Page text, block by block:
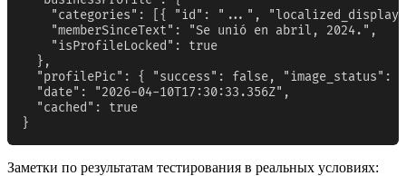
"categories": [{ "id": "...",
    "memberSinceText": "Se unió en abril, 2024.",
    "isProfileLocked": true
  },
"profilePic": { "success": false, "image_status":
  "date": "2026-04-10T17:30:33.356Z",
  "cached": true
}
Заметки по результатам тестирования в реальных условиях: